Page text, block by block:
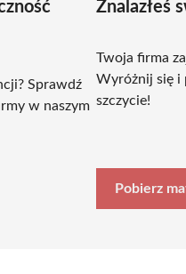
Sprawdź
w naszym
Znalazłeś
Twoja firma
Wyróżnij się i
szczycie!
Pobierz